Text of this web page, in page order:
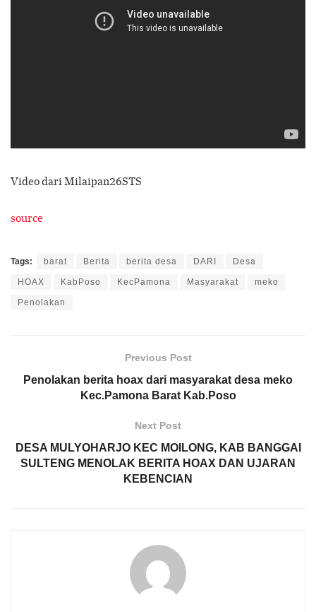
Video dari Milaipan26STS
source
Tags: barat Berita berita desa DARI Desa
HOAX KabPoso KecPamona Masyarakat meko
Penolakan
Previous Post
Penolakan berita hoax dari masyarakat desa meko
Kec.Pamona Barat Kab.Poso
Next Post
DESA MULYOHARJO KEC MOILONG, KAB BANGGAI
SULTENG MENOLAK BERITA HOAX DAN UJARAN
KEBENCIAN